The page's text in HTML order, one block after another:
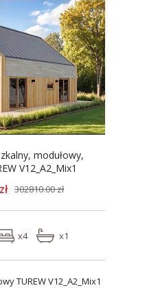
modułowy,
V12_A2_Mix1
302810.00 zł
x4 x1
TUREW V12_A2_Mix1